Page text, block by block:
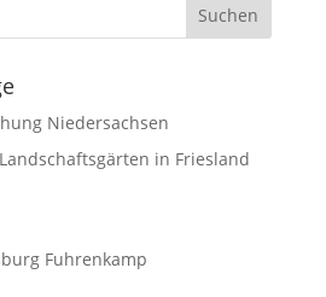
Niedersachsen
in Friesland
Fuhrenkamp